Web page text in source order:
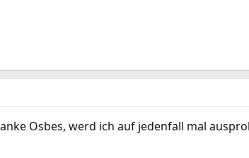
Osbes, werd ich auf jedenfall mal